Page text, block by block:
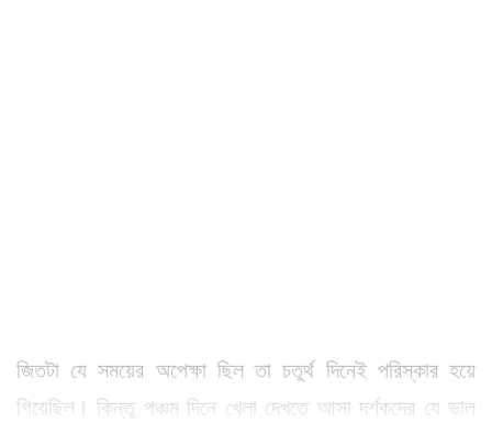
জিতটা যে সময়ের অপেক্ষা ছিল তা চতুর্থ দিনেই পরিস্কার হয়ে
গিয়েছিল। কিন্তু পঞ্চম দিনে খেলা দেখতে আসা দর্শকদের যে ভাল